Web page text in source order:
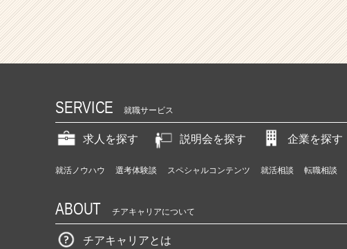
SERVICE 就職サービス
求人を探す 説明会を探す 企業を探す
就活ノウハウ 選考体験談 スペシャルコンテンツ 就活相談 転職相談
ABOUT チアキャリアについて
チアキャリアとは